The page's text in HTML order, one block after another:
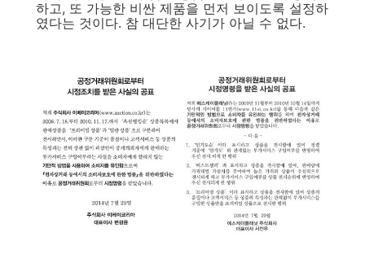
하고, 또 가능한 비싼 제품을 먼저 보이도록 설정하
였다는 것이다. 참 대단한 사기가 아닐 수 없다.